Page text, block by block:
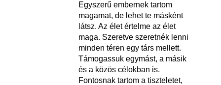
Egyszerű embernek tartom
magamat, de lehet te másként
látsz. Az élet értelme az élet
maga. Szeretve szeretnék lenni
minden téren egy társ mellett.
Támogassuk egymást, a másik
és a közös célokban is.
Fontosnak tartom a tiszteletet,